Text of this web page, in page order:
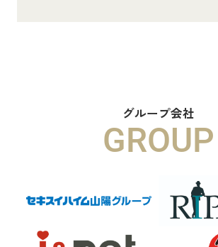
7.4万円
グループ会社
GROUP